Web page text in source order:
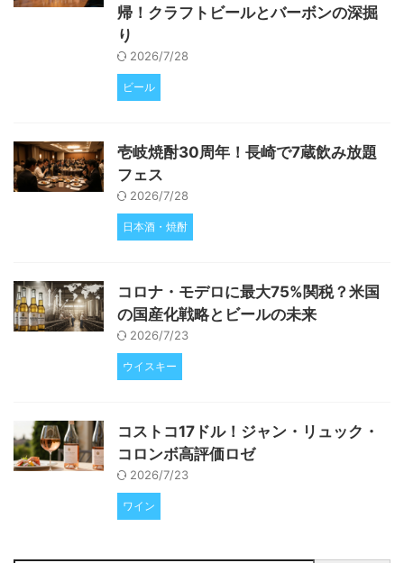
帰！クラフトビールとバーボンの深掘
り
2026/7/28
ビール
壱岐焼酎30周年！長崎で7蔵飲み放題
フェス
2026/7/28
日本酒・焼酎
コロナ・モデロに最大75%関税？米国
の国産化戦略とビールの未来
2026/7/23
ウイスキー
コストコ17ドル！ジャン・リュック・
コロンボ高評価ロゼ
2026/7/23
ワイン